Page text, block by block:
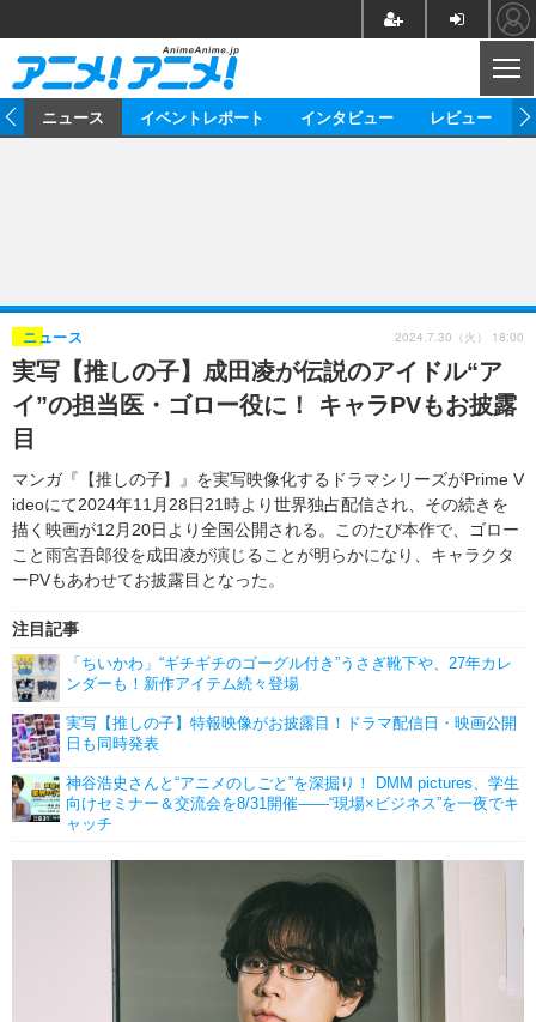
ゲーム グッズ
イベント 海外
海外イベント ビジネス
俳優・タレント アーティスト
ビジネス
アニメ 実写
書評 イベント
ゲーム 座談会
動画
アニメ！アニメ！TV ABEMA Cafe
ニュース イベントレポート インタビュー レビュー
実写【推しの子】成田凌が伝説のアイドル“ア
イ”の担当医・ゴロー役に！ キャラPVもお披露
目
マンガ『【推しの子】』を実写映像化するドラマシリーズがPrime V
ideoにて2024年11月28日21時より世界独占配信され、その続きを
描く映画が12月20日より全国公開される。このたび本作で、ゴロー
こと雨宮吾郎役を成田凌が演じることが明らかになり、キャラクタ
ーPVもあわせてお披露目となった。
ニュース
注目記事
「ちいかわ」“ギチギチのゴーグル付き”うさぎ靴下や、27年カレ
ンダーも！新作アイテム続々登場
実写【推しの子】特報映像がお披露目！ドラマ配信日・映画公開
日も同時発表
神谷浩史さんと“アニメのしごと”を深掘り！ DMM pictures、学生
向けセミナー＆交流会を8/31開催――“現場×ビジネス”を一夜でキ
ャッチ
2024.7.30（火） 18:00